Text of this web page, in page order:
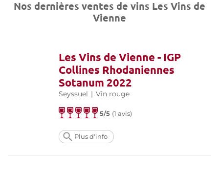
Nos dernières ventes de vins Les Vins de
Vienne
Les Vins de Vienne - IGP
Collines Rhodaniennes
Sotanum 2022
Seyssuel | Vin rouge
5/5 (1 avis)
Plus d'info